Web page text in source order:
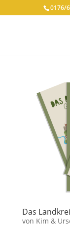
0176/
Das
von Kim &